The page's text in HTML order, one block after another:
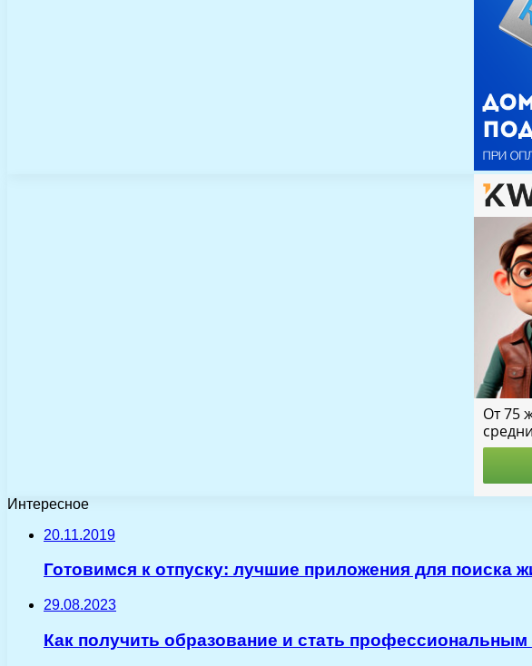
Интересное
20.11.2019
Готовимся к отпуску: лучшие приложения для поиска
29.08.2023
Как получить образование и стать